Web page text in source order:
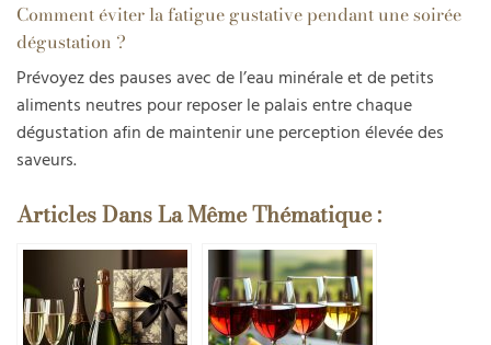
Comment éviter la fatigue gustative pendant une soirée
dégustation ?
Prévoyez des pauses avec de l’eau minérale et de petits
aliments neutres pour reposer le palais entre chaque
dégustation afin de maintenir une perception élevée des
saveurs.
Articles Dans La Même Thématique :